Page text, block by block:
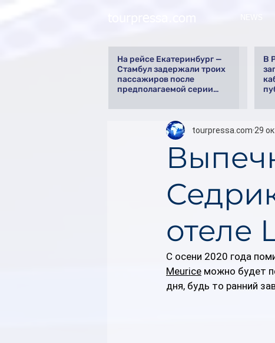
На рейсе Екатеринбург —
Стамбул задержали троих
пассажиров после
предполагаемой серии
В
отеле
tourpressa.com 29
С осени 2020 года
Meurice можно будет
дня, будь то ранний